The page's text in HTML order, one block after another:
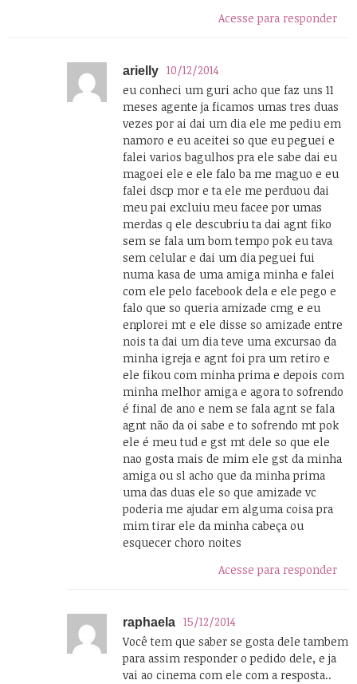
Acesse para responder
arielly
10/12/2014
eu conheci um guri acho que faz uns 11
meses agente ja ficamos umas tres duas
vezes por ai dai um dia ele me pediu em
namoro e eu aceitei so que eu peguei e
falei varios bagulhos pra ele sabe dai eu
magoei ele e ele falo ba me maguo e eu
falei dscp mor e ta ele me perduou dai
meu pai excluiu meu facee por umas
merdas q ele descubriu ta dai agnt fiko
sem se fala um bom tempo pok eu tava
sem celular e dai um dia peguei fui
numa kasa de uma amiga minha e falei
com ele pelo facebook dela e ele pego e
falo que so queria amizade cmg e eu
enplorei mt e ele disse so amizade entre
nois ta dai um dia teve uma excursao da
minha igreja e agnt foi pra um retiro e
ele fikou com minha prima e depois com
minha melhor amiga e agora to sofrendo
é final de ano e nem se fala agnt se fala
agnt não da oi sabe e to sofrendo mt pok
ele é meu tud e gst mt dele so que ele
nao gosta mais de mim ele gst da minha
amiga ou sl acho que da minha prima
uma das duas ele so que amizade vc
poderia me ajudar em alguma coisa pra
mim tirar ele da minha cabeça ou
esquecer choro noites
Acesse para responder
raphaela
15/12/2014
Você tem que saber se gosta dele tambem
para assim responder o pedido dele, e ja
vai ao cinema com ele com a resposta..